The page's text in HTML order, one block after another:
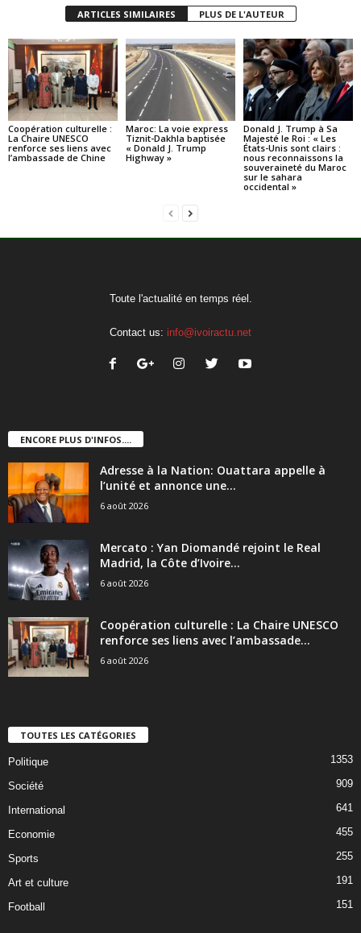
ARTICLES SIMILAIRES PLUS DE L'AUTEUR
Coopération culturelle :
La Chaire UNESCO
renforce ses liens avec
l’ambassade de Chine
Maroc: La voie express
Tiznit-Dakhla baptisée
« Donald J. Trump
Highway »
Donald J. Trump à Sa
Majesté le Roi : « Les
États-Unis sont clairs :
nous reconnaissons la
souveraineté du Maroc
sur le sahara
occidental »
Toute l'actualité en temps réel.
Contact us: info@ivoiractu.net
ENCORE PLUS D'INFOS....
Adresse à la Nation: Ouattara appelle à
l’unité et annonce une...
6 août 2026
Mercato : Yan Diomandé rejoint le Real
Madrid, la Côte d’Ivoire...
6 août 2026
Coopération culturelle : La Chaire UNESCO
renforce ses liens avec l’ambassade...
6 août 2026
TOUTES LES CATÉGORIES
Politique 1353
Société 909
International 641
Economie 455
Sports 255
Art et culture 191
Football 151